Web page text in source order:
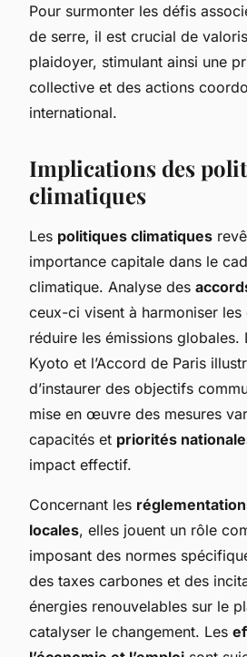
Pour surmonter les défis
de serre, il est crucial de
plaidoyer, stimulant ainsi une
collective et des actions
international.
Implications des
climatiques
Les politiques climatiques
importance capitale dans le
climatique. Analyse des
ceux-ci visent à harmoniser
réduire les émissions globales.
Kyoto et l’Accord de Paris
d’instaurer des objectifs
mise en œuvre des mesures
capacités et priorités
impact effectif.
Concernant les
locales, elles jouent un rôle
imposant des normes
des taxes carbones et des
énergies renouvelables sur le
catalyser le changement. Les